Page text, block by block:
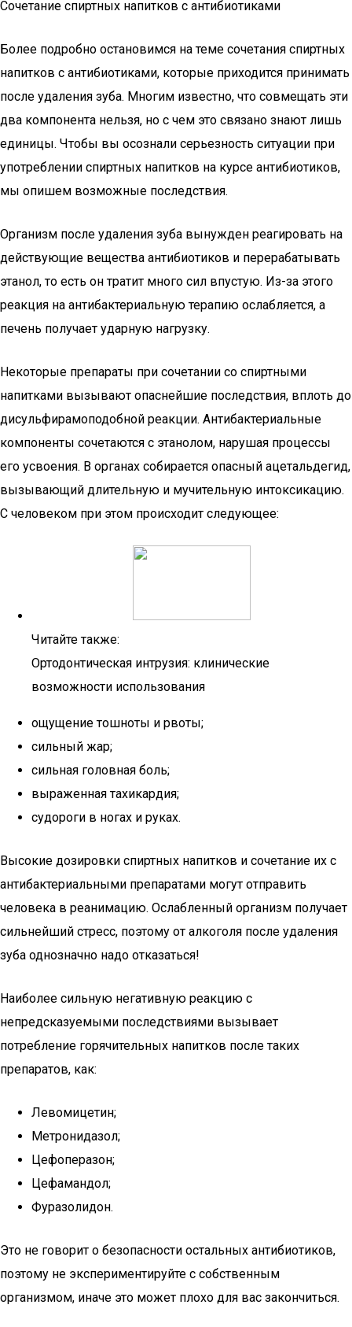
Сочетание спиртных напитков с антибиотиками
Более подробно остановимся на теме сочетания спиртных
напитков с антибиотиками, которые приходится принимать
после удаления зуба. Многим известно, что совмещать эти
два компонента нельзя, но с чем это связано знают лишь
единицы. Чтобы вы осознали серьезность ситуации при
употреблении спиртных напитков на курсе антибиотиков,
мы опишем возможные последствия.
Организм после удаления зуба вынужден реагировать на
действующие вещества антибиотиков и перерабатывать
этанол, то есть он тратит много сил впустую. Из-за этого
реакция на антибактериальную терапию ослабляется, а
печень получает ударную нагрузку.
Некоторые препараты при сочетании со спиртными
напитками вызывают опаснейшие последствия, вплоть до
дисульфирамоподобной реакции. Антибактериальные
компоненты сочетаются с этанолом, нарушая процессы
его усвоения. В органах собирается опасный ацетальдегид,
вызывающий длительную и мучительную интоксикацию.
С человеком при этом происходит следующее:
Читайте также:
Ортодонтическая интрузия: клинические
возможности использования
ощущение тошноты и рвоты;
сильный жар;
сильная головная боль;
выраженная тахикардия;
судороги в ногах и руках.
Высокие дозировки спиртных напитков и сочетание их с
антибактериальными препаратами могут отправить
человека в реанимацию. Ослабленный организм получает
сильнейший стресс, поэтому от алкоголя после удаления
зуба однозначно надо отказаться!
Наиболее сильную негативную реакцию с
непредсказуемыми последствиями вызывает
потребление горячительных напитков после таких
препаратов, как:
Левомицетин;
Метронидазол;
Цефоперазон;
Цефамандол;
Фуразолидон.
Это не говорит о безопасности остальных антибиотиков,
поэтому не экспериментируйте с собственным
организмом, иначе это может плохо для вас закончиться.